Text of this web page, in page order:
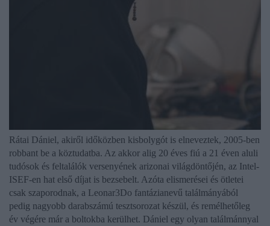
Rátai Dániel, akiről időközben kisbolygót is elneveztek, 2005-ben
robbant be a köztudatba. Az akkor alig 20 éves fiú a 21 éven aluli
tudósok és feltalálók versenyének arizonai világdöntőjén, az Intel-
ISEF-en hat első díjat is bezsebelt. Azóta elismerései és ötletei
csak szaporodnak, a Leonar3Do fantázianevű találmányából
pedig nagyobb darabszámú tesztsorozat készül, és remélhetőleg
év végére már a boltokba kerülhet. Dániel egy olyan találmánnyal